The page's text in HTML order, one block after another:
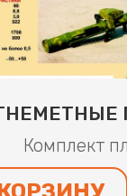
Комплект